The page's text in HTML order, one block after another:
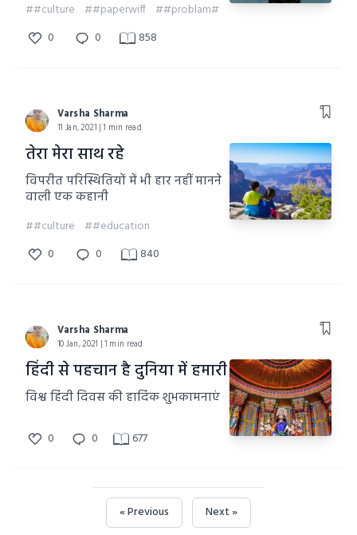
##culture ##paperwiff ##problam#
0
0 858
Varsha Sharma
11 Jan, 2021 | 1 min read
तेरा मेरा साथ रहे
विपरीत परिस्थितियों में भी हार नहीं मानने
वाली एक कहानी
##culture ##education
0
0 840
Varsha Sharma
10 Jan, 2021 | 1 min read
हिंदी से पहचान है दुनिया में हमारी
विश्व हिंदी दिवस की हार्दिक शुभकामनाएं
0 0 677
« Previous Next »